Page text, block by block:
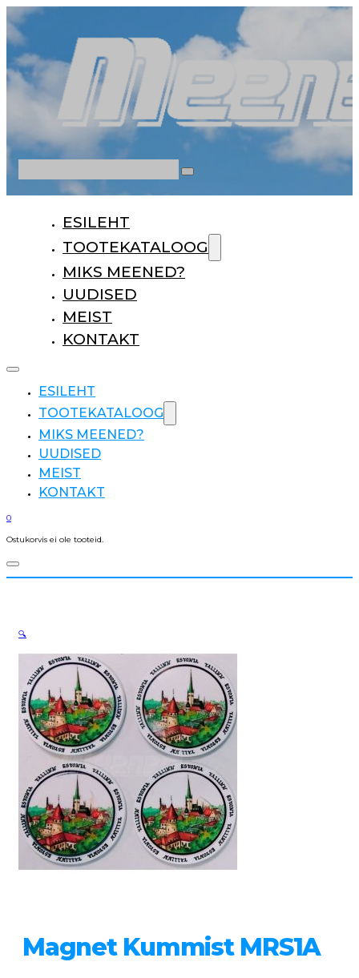
ESILEHT
TOOTEKATALOOG
MIKS MEENED?
UUDISED
MEIST
KONTAKT
ESILEHT
TOOTEKATALOOG
MIKS MEENED?
UUDISED
MEIST
KONTAKT
0
Ostukorvis ei ole tooteid.
Magnet Kummist MRS1A
🔍